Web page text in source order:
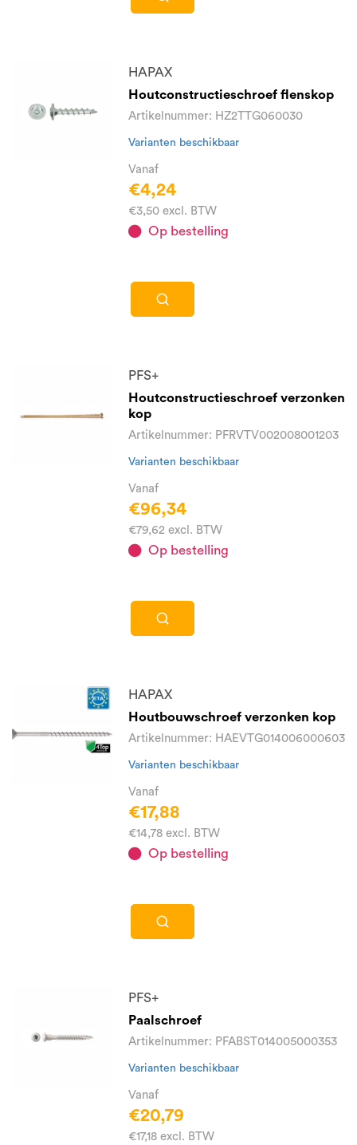
HAPAX
Houtconstructieschroef flenskop
Artikelnummer: HZ2TTG060030
Varianten beschikbaar
Vanaf
€4,24
€3,50 excl. BTW
Op bestelling
PFS+
Houtconstructieschroef verzonken
kop
Artikelnummer: PFRVTV002008001203
Varianten beschikbaar
Vanaf
€96,34
€79,62 excl. BTW
Op bestelling
HAPAX
Houtbouwschroef verzonken kop
Artikelnummer: HAEVTG014006000603
Varianten beschikbaar
Vanaf
€17,88
€14,78 excl. BTW
Op bestelling
PFS+
Paalschroef
Artikelnummer: PFABST014005000353
Varianten beschikbaar
Vanaf
€20,79
€17,18 excl. BTW